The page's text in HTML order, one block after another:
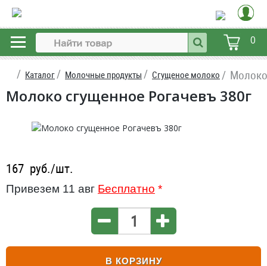
0
Каталог Молочные продукты Сгущеное молоко
Молоко сгущенное Рогачевъ 380г
167 руб./шт.
Привезем 11 авг Бесплатно *
В КОРЗИНУ